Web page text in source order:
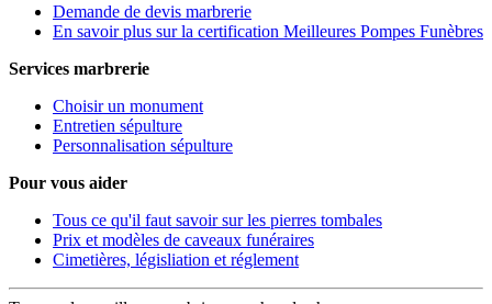
Demande de devis marbrerie
En savoir plus sur la certification Meilleures Pompes Funèbres
Services marbrerie
Choisir un monument
Entretien sépulture
Personnalisation sépulture
Pour vous aider
Tous ce qu'il faut savoir sur les pierres tombales
Prix et modèles de caveaux funéraires
Cimetières, législiation et réglement